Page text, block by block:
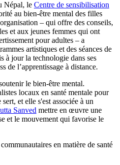
Népal, le Centre de sensibilisation
au bien-être mental des filles
– qui offre des conseils,
et aux jeunes femmes qui ont
pour adultes – a
artistiques et des séances de
à jour la technologie dans ses
de l’apprentissage à distance.
le bien-être mental.
locaux en santé mentale pour
et elle s'est associée à un
Sanved mettre en œuvre une
et le mouvement qui favorise le
en matière de santé